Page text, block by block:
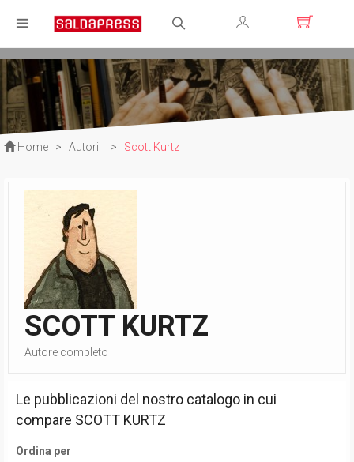
Registrati
Login
Home > Autori > Scott Kurtz
SCOTT KURTZ
Autore completo
Le pubblicazioni del nostro catalogo in cui
compare SCOTT KURTZ
Ordina per